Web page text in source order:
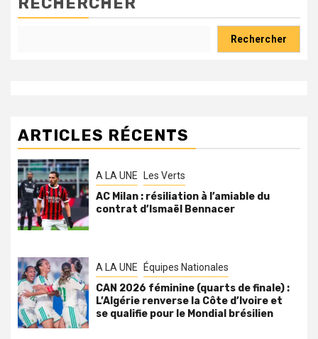
Rechercher
ARTICLES RÉCENTS
A LA UNE Les Verts
AC Milan : résiliation à l’amiable du
contrat d’Ismaël Bennacer
A LA UNE Équipes Nationales
CAN 2026 féminine (quarts de finale) :
L’Algérie renverse la Côte d’Ivoire et
se qualifie pour le Mondial brésilien